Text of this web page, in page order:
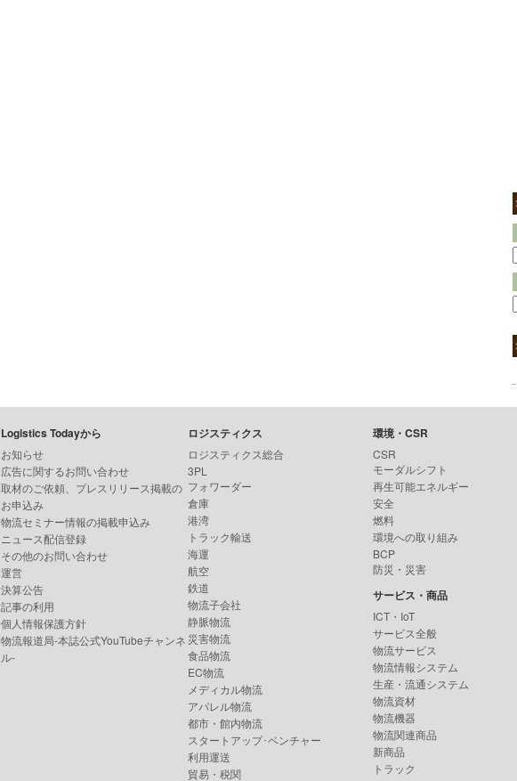
Logistics Todayから
お知らせ
広告に関するお問い合わせ
取材のご依頼、プレスリリース掲載の
お申込み
物流セミナー情報の掲載申込み
ニュース配信登録
その他のお問い合わせ
運営
決算公告
記事の利用
個人情報保護方針
物流報道局-本誌公式YouTubeチャンネ
ル-
ロジスティクス
ロジスティクス総合
3PL
フォワーダー
倉庫
港湾
トラック輸送
海運
航空
鉄道
物流子会社
静脈物流
災害物流
食品物流
EC物流
メディカル物流
アパレル物流
都市・館内物流
スタートアップ･ベンチャー
利用運送
貿易・税関
環境・CSR
CSR
モーダルシフト
再生可能エネルギー
安全
燃料
環境への取り組み
BCP
防災・災害
サービス・商品
ICT・IoT
サービス全般
物流サービス
物流情報システム
生産・流通システム
物流資材
物流機器
物流関連商品
新商品
トラック